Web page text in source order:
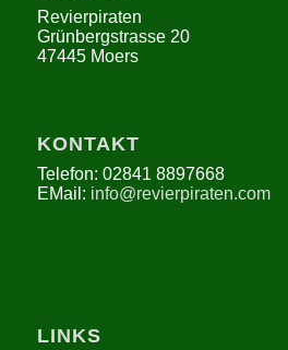
Revierpiraten
Grünbergstrasse 20
47445 Moers
KONTAKT
Telefon: 02841 8897668
EMail: info@revierpiraten.com
LINKS